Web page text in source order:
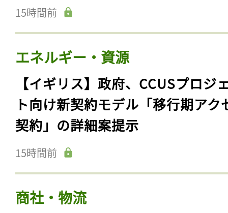
15時間前
エネルギー・資源
【イギリス】政府、CCUSプロジ
ト向け新契約モデル「移行期アク
契約」の詳細案提示
15時間前
商社・物流